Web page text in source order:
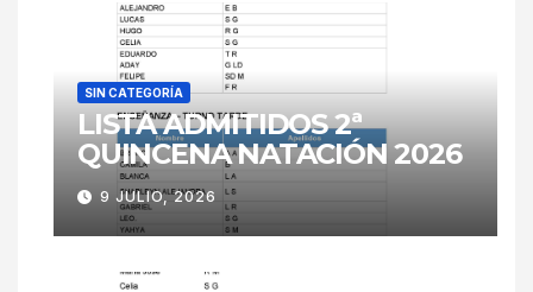
SIN CATEGORÍA
LISTA ADMITIDOS 2ª
QUINCENA NATACIÓN 2026
9 JULIO, 2026